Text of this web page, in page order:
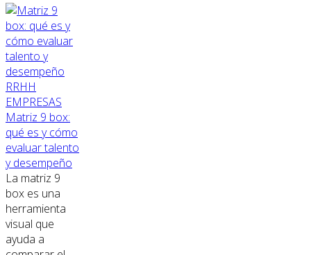
RRHH
EMPRESAS
Matriz 9 box:
qué es y cómo
evaluar talento
y desempeño
La matriz 9
box es una
herramienta
visual que
ayuda a